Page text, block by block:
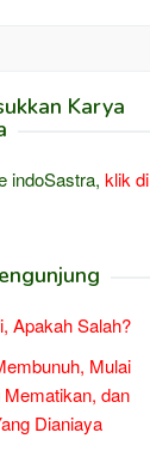
Karya
indoSastra, klik di
Apakah Salah?
Mulai
dan
Dianiaya